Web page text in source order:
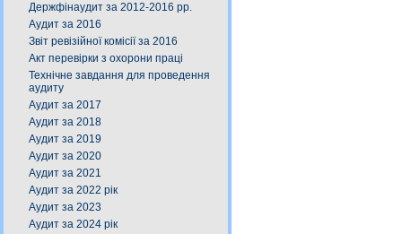
Держфінаудит за 2012-2016 рр.
Аудит за 2016
Звіт ревізійної комісії за 2016
Акт перевірки з охорони праці
Технічне завдання для проведення
аудиту
Аудит за 2017
Аудит за 2018
Аудит за 2019
Аудит за 2020
Аудит за 2021
Аудит за 2022 рік
Аудит за 2023
Аудит за 2024 рік